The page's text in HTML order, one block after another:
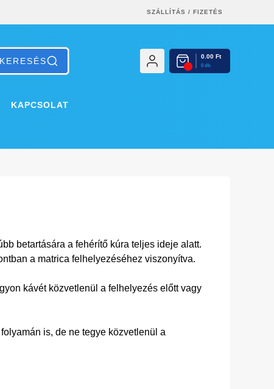
SZÁLLÍTÁS / FIZETÉS
0.00 Ft
0 db
KAPCSOLAT
betartására a fehérítő kúra teljes ideje alatt.
a matrica felhelyezéséhez viszonyítva.
kávét közvetlenül a felhelyezés előtt vagy
is, de ne tegye közvetlenül a